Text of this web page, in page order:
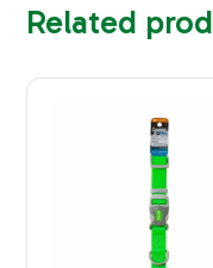
Related